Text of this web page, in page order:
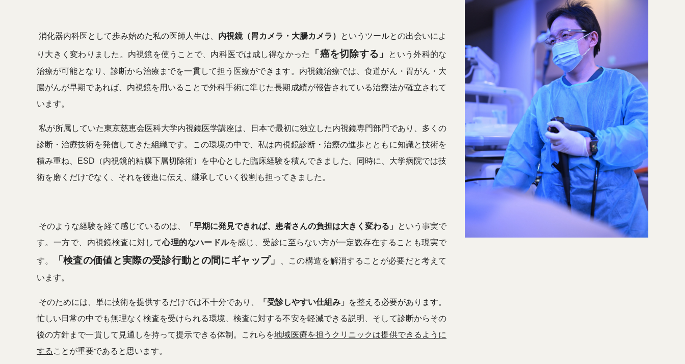
消化器内科医として歩み始めた私の医師人生は、 内視鏡（胃カメラ・大腸カメラ） というツールとの出会いによ
り大きく変わりました。内視鏡を使うことで、内科医では成し得なかった 「癌を切除する」
という外科的な
治療が可能となり、診断から治療までを一貫して担う医療ができます。内視鏡治療では、食道がん・胃がん・大
腸がんが早期であれば、内視鏡を用いることで外科手術に準じた長期成績が報告されている治療法が確立されて
います。
私が所属していた東京慈恵会医科大学内視鏡医学講座は、日本で最初に独立した内視鏡専門部門であり、多くの
診断・治療技術を発信してきた組織です。この環境の中で、私は内視鏡診断・治療の進歩とともに知識と技術を
積み重ね、ESD（内視鏡的粘膜下層切除術）を中心とした臨床経験を積んできました。同時に、大学病院では技
術を磨くだけでなく、それを後進に伝え、継承していく役割も担ってきました。
そのような経験を経て感じているのは、 「早期に発見できれば、患者さんの負担は大きく変わる」 という事実で
す。一方で、内視鏡検査に対して心理的なハードルを感じ、受診に至らない方が一定数存在することも現実で
す。 「検査の価値と実際の受診行動との間にギャップ」
、この構造を解消することが必要だと考えて
います。
そのためには、単に技術を提供するだけでは不十分であり、 「受診しやすい仕組み」 を整える必要があります。
忙しい日常の中でも無理なく検査を受けられる環境、検査に対する不安を軽減できる説明、そして診断からその
後の方針まで一貫して見通しを持って提示できる体制。これらを地域医療を担うクリニックは提供できるように
する ことが重要であると思います。